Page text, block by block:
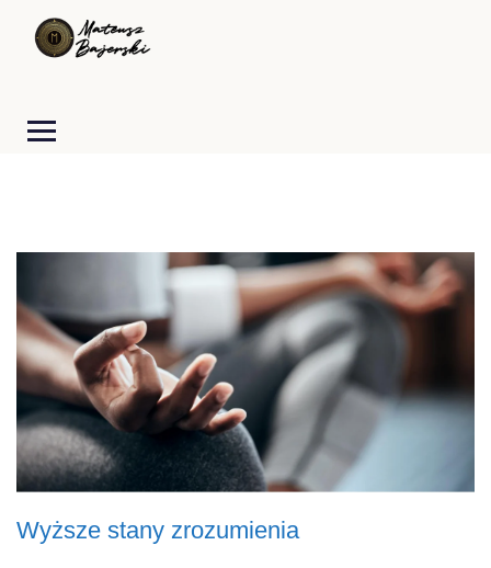
Wyższe stany zrozumienia